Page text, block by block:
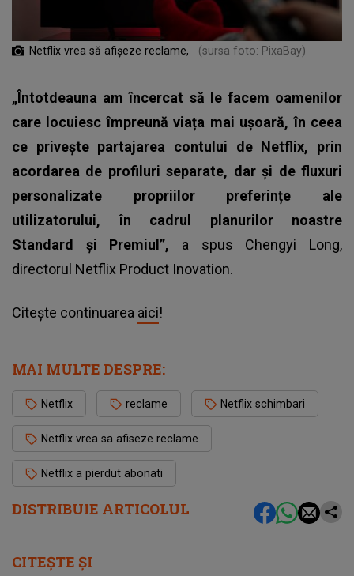
DISTRIBUIE ARTICOLUL
Netflix vrea să afişeze reclame, (sursa foto: PixaBay)
„Întotdeauna am încercat să le facem oamenilor
care locuiesc împreună viața mai ușoară, în ceea
ce privește partajarea contului de Netflix, prin
acordarea de profiluri separate, dar și de fluxuri
personalizate propriilor preferințe ale
utilizatorului, în cadrul planurilor noastre
Standard și Premiul”, a spus Chengyi Long,
directorul Netflix Product Inovation.
Citește continuarea aici!
MAI MULTE DESPRE:
Netflix reclame Netflix schimbari
Netflix vrea sa afiseze reclame
Netflix a pierdut abonati
CITEȘTE ȘI